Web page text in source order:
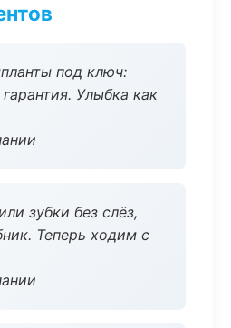
под ключ:
Улыбка как
зубки без слёз,
Теперь ходим с